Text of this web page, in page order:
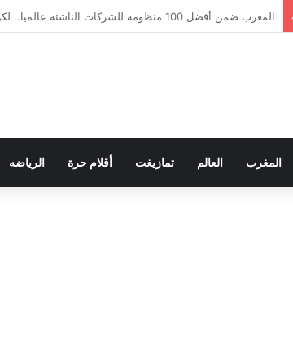
سبتة ومليلية… حين يتحدث أنصار الديمقراطية بلسان الاستعمار
المغرب العالم تمازيغت أقلام حرة الرياضه